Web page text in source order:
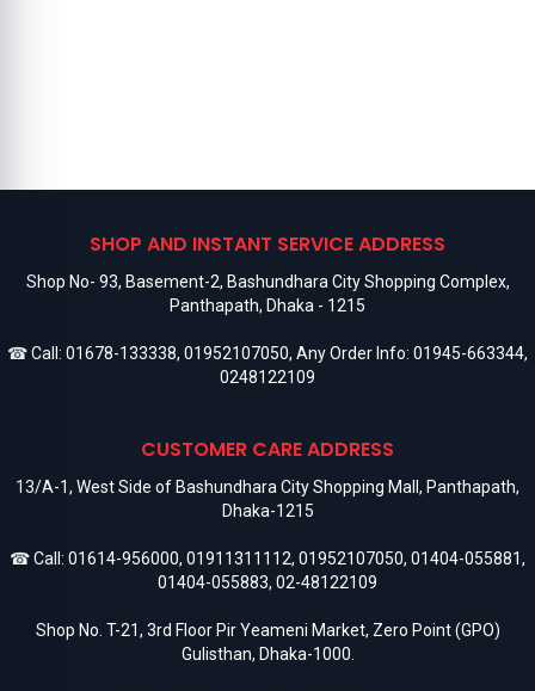
SHOP AND INSTANT SERVICE ADDRESS
Shop No- 93, Basement-2, Bashundhara City Shopping Complex,
Panthapath, Dhaka - 1215
☎ Call: 01678-133338, 01952107050, Any Order Info: 01945-663344,
0248122109
CUSTOMER CARE ADDRESS
13/A-1, West Side of Bashundhara City Shopping Mall, Panthapath,
Dhaka-1215
☎ Call: 01614-956000, 01911311112, 01952107050, 01404-055881,
01404-055883, 02-48122109
Shop No. T-21, 3rd Floor Pir Yeameni Market, Zero Point (GPO)
Gulisthan, Dhaka-1000.